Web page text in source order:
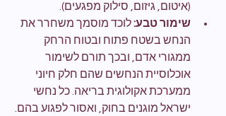
(איטום, גיזום, סילוק מפגעים).
שימור טבע: לוכד מוסמך משחרר את
הנחש בשטח פתוח ובטוח הרחק
ממגורי אדם, ובכך תורם לשימור
אוכלוסיית הנחשים שהם חלק חיוני
ממערכת אקולוגית בריאה. כל נחשי
ישראל מוגנים בחוק, ואסור לפגוע בהם.